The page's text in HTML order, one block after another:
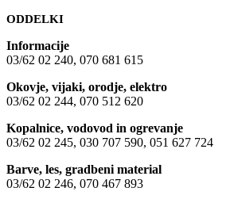
ODDELKI
Informacije
03/62 02 240, 070 681 615
Okovje, vijaki, orodje, elektro
03/62 02 244, 070 512 620
Kopalnice, vodovod in ogrevanje
03/62 02 245, 030 707 590, 051 627 724
Barve, les, gradbeni material
03/62 02 246, 070 467 893